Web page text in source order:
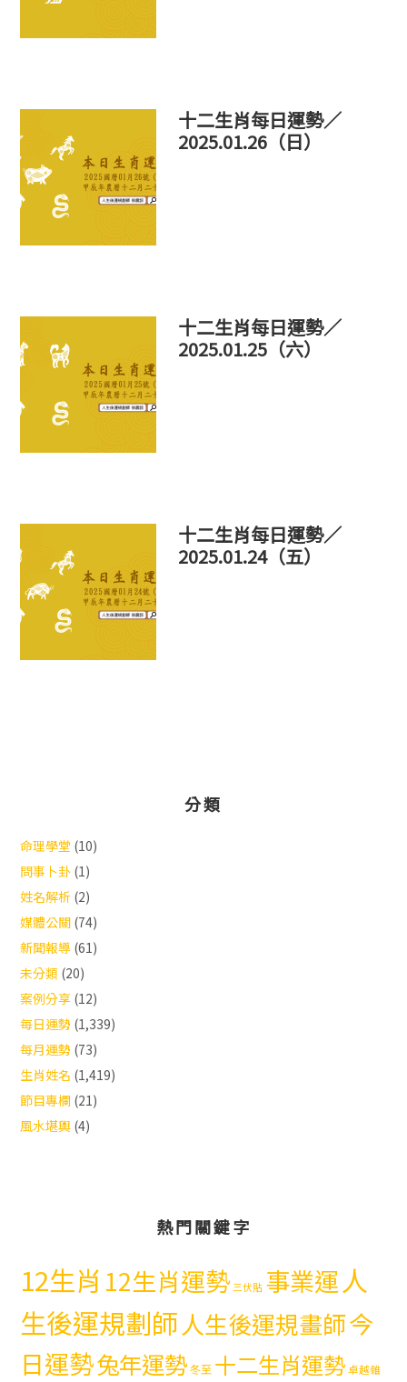
十二生肖每日運勢／
2025.01.26（日）
十二生肖每日運勢／
2025.01.25（六）
十二生肖每日運勢／
2025.01.24（五）
分類
命理學堂 (10)
問事卜卦 (1)
姓名解析 (2)
媒體公關 (74)
新聞報導 (61)
未分類 (20)
案例分享 (12)
每日運勢 (1,339)
每月運勢 (73)
生肖姓名 (1,419)
節目專欄 (21)
風水堪輿 (4)
熱門關鍵字
12生肖 12生肖運勢 三伏貼 事業運人
生後運規劃師 人生後運規畫師今
日運勢兔年運勢冬至 十二生肖運勢 卓越雜